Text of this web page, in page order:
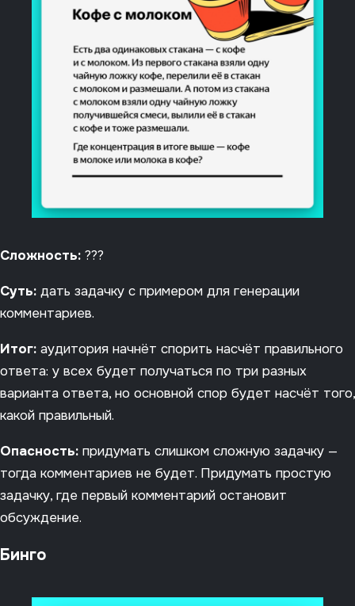
Сложность: ???
Суть: дать задачку с примером для генерации
комментариев.
Итог: аудитория начнёт спорить насчёт правильного
ответа: у всех будет получаться по три разных
варианта ответа, но основной спор будет насчёт того,
какой правильный.
Опасность: придумать слишком сложную задачку —
тогда комментариев не будет. Придумать простую
задачку, где первый комментарий остановит
обсуждение.
Бинго